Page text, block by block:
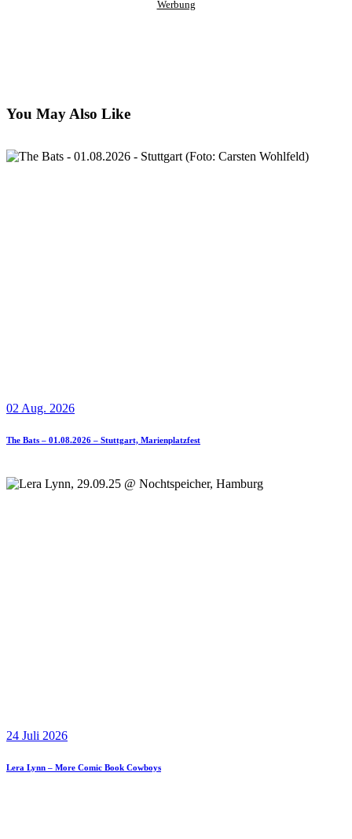
Werbung
You May Also Like
02 Aug. 2026
The Bats – 01.08.2026 – Stuttgart, Marienplatzfest
24 Juli 2026
Lera Lynn – More Comic Book Cowboys